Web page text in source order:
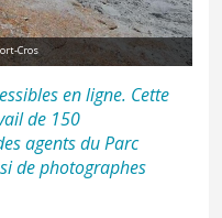
Cros
en ligne. Cette
de 150
agents du Parc
de photographes